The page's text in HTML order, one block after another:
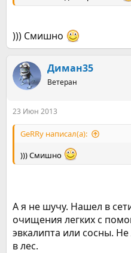
))) Смишно
Диман35
Ветеран
23 Июн 2013
GeRRy написал(а):
))) Смишно
А я не шучу. Нашел в
очищения легких с
эвкалипта или сосны.
в лес.